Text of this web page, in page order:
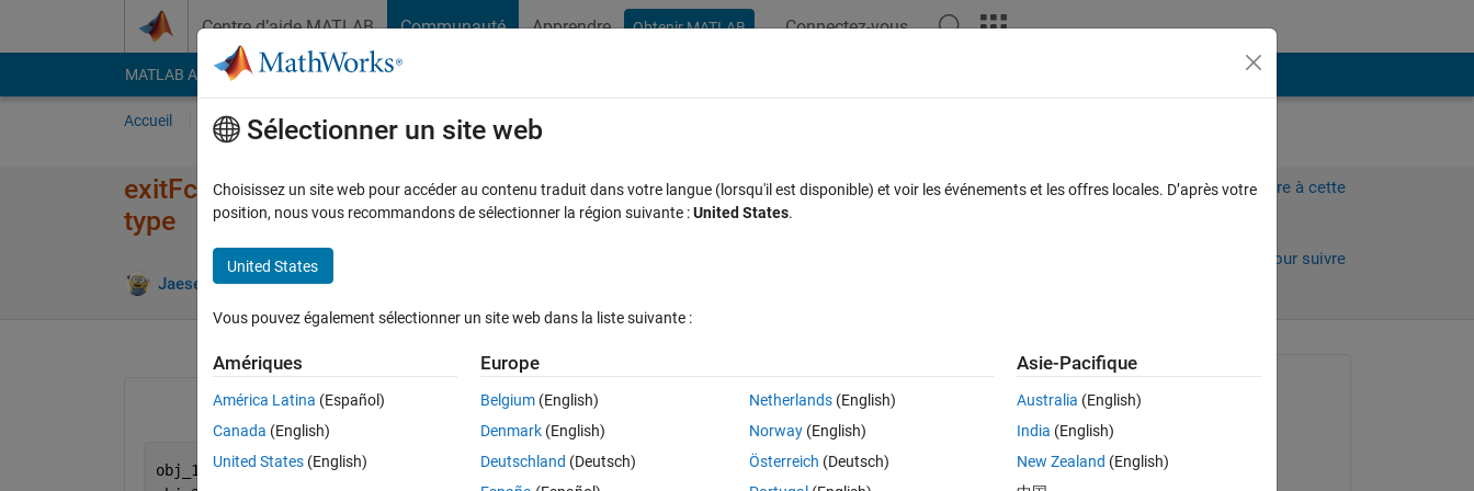
Centre d’aide MATLAB Communauté Apprendre Obtenir MATLAB Connectez-vous
MATLAB Answers File Exchange Cody
Accueil Poser une question Parcourir
exitFcn of iptSetPointerBehavior doen't seems work properly for pointer
type
Jaeseok 22 Mar 2022
Connectez-vous pour répondre à cette
Connectez-vous pour suivre
Ouvrir dans MATLAB Online
obj_1 = rectangle('Position' , [1,1,1,1], 'FaceColor', [0,0,0]);
le 22 Mar 2022
Sélectionner un site web
Choisissez un site web pour accéder au contenu traduit dans votre langue (lorsqu'il est disponible) et voir les événements et les offres locales. D’après votre
position, nous vous recommandons de sélectionner la région suivante :United States.
United States
Vous pouvez également sélectionner un site web dans la liste suivante :
Amériques
América Latina (Español)
Canada (English)
United States (English)
Europe
Belgium (English)
Denmark (English)
Deutschland (Deutsch)
Netherlands(English)
Norway(English)
Österreich (Deutsch)
Asie-Pacifique
Australia (English)
India (English)
New Zealand (English)